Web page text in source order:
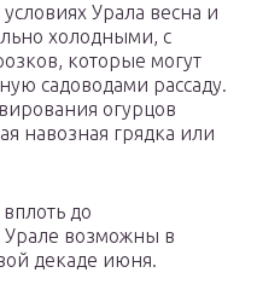
Урала весна и
холодными, с
которые могут
садоводами рассаду.
огурцов
навозная грядка или
до
Урале возможны в
декаде июня.